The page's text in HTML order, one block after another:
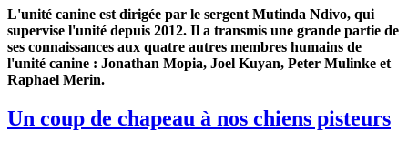
L'unité canine est dirigée par le sergent Mutinda Ndivo, qui
supervise l'unité depuis 2012. Il a transmis une grande partie de
ses connaissances aux quatre autres membres humains de
l'unité canine : Jonathan Mopia, Joel Kuyan, Peter Mulinke et
Raphael Merin.
Un coup de chapeau à nos chiens pisteurs